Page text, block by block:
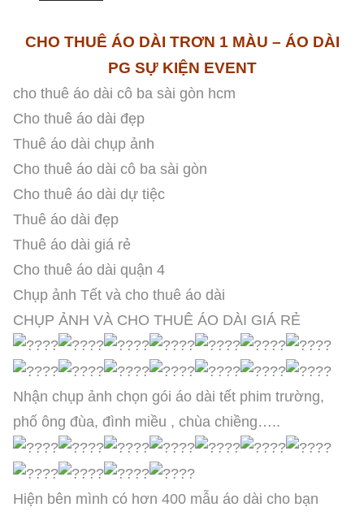
CHO THUÊ ÁO DÀI TRƠN 1 MÀU – ÁO DÀI
PG SỰ KIỆN EVENT
cho thuê áo dài cô ba sài gòn hcm
Cho thuê áo dài đẹp
Thuê áo dài chụp ảnh
Cho thuê áo dài cô ba sài gòn
Cho thuê áo dài dự tiệc
Thuê áo dài đẹp
Thuê áo dài giá rẻ
Cho thuê áo dài quận 4
Chụp ảnh Tết và cho thuê áo dài
CHỤP ẢNH VÀ CHO THUÊ ÁO DÀI GIÁ RẺ
Nhận chụp ảnh chọn gói áo dài tết phim trường,
phố ông đùa, đình miều , chùa chiềng…..
Hiện bên mình có hơn 400 mẫu áo dài cho bạn